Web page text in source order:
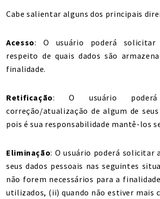
Cabe salientar alguns dos principais
Acesso: O usuário poderá solicitar
respeito de quais dados são
finalidade.
Retificação: O usuário
correção/atualização de algum de seus
pois é sua responsabilidade mantê-los
Eliminação: O usuário poderá solicitar
seus dados pessoais nas seguintes
não forem necessários para a
utilizados, (ii) quando não estiver mais